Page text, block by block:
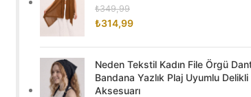
₺349,99
₺314,99
Neden Tekstil Kadın File Örgü
Bandana Yazlık Plaj Uyumlu
Aksesuarı